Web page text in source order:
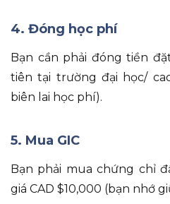
4. Đóng học phí
Bạn cần phải đóng tiền
tiên tại trường đại học/
biên lai học phí).
5. Mua GIC
Bạn phải mua chứng chỉ
giá CAD $10,000 (bạn nhớ